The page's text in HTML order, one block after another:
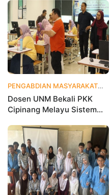
Branding Digital
PENGABDIAN MASYARAKAT
Dosen UNM Bekali PKK
Cipinang Melayu Sistem
Dorong Pemberdayaan
Berbasis Data